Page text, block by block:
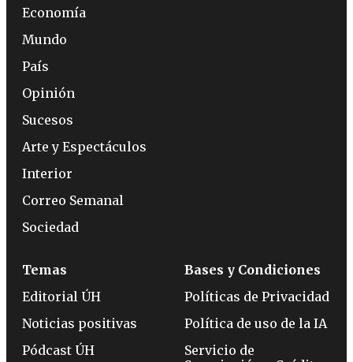
Economía
Mundo
País
Opinión
Sucesos
Arte y Espectáculos
Interior
Correo Semanal
Sociedad
Temas
Editorial ÚH
Noticias positivas
Pódcast ÚH
Bases y Condiciones
Políticas de Privacidad
Política de uso de la IA
Servicio de